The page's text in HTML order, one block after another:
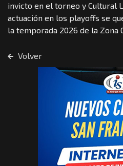
invicto en el torneo y Cultural
actuación en los playoffs se
la temporada 2026 de la Zona
Volver